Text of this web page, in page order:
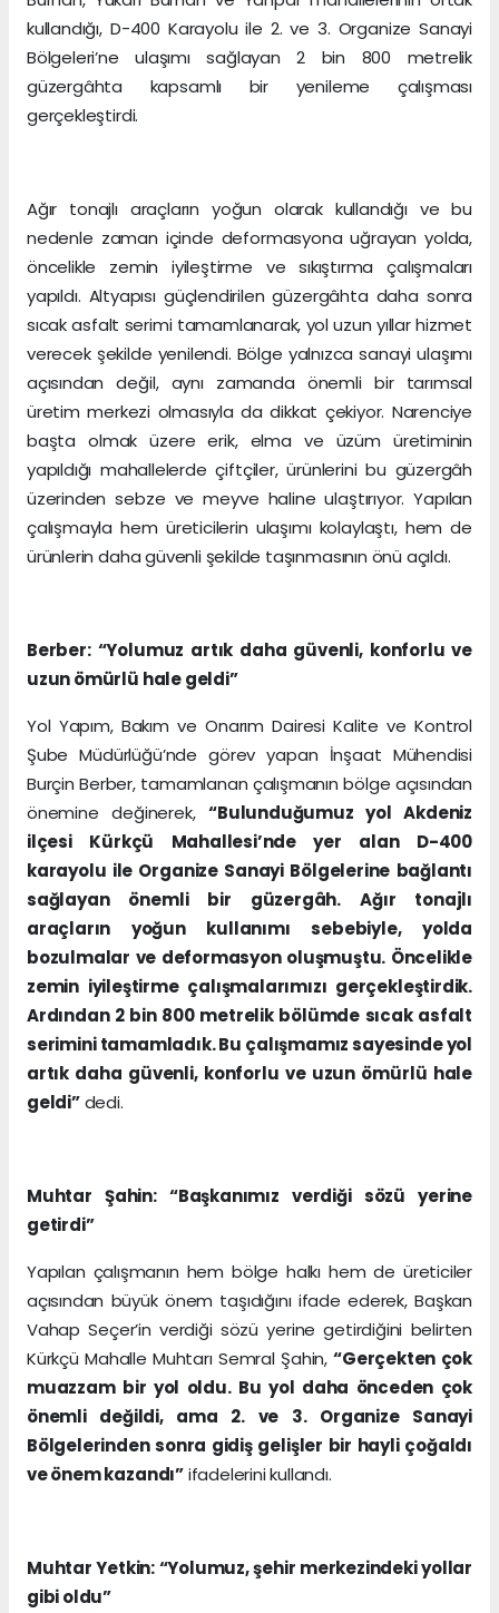
kullandığı, D-400 Karayolu ile 2. ve 3. Organize Sanayi
Bölgeleri’ne ulaşımı sağlayan 2 bin 800 metrelik
güzergâhta kapsamlı bir yenileme çalışması
gerçekleştirdi.
Ağır tonajlı araçların yoğun olarak kullandığı ve bu
nedenle zaman içinde deformasyona uğrayan yolda,
öncelikle zemin iyileştirme ve sıkıştırma çalışmaları
yapıldı. Altyapısı güçlendirilen güzergâhta daha sonra
sıcak asfalt serimi tamamlanarak, yol uzun yıllar hizmet
verecek şekilde yenilendi. Bölge yalnızca sanayi ulaşımı
açısından değil, aynı zamanda önemli bir tarımsal
üretim merkezi olmasıyla da dikkat çekiyor. Narenciye
başta olmak üzere erik, elma ve üzüm üretiminin
yapıldığı mahallelerde çiftçiler, ürünlerini bu güzergâh
üzerinden sebze ve meyve haline ulaştırıyor. Yapılan
çalışmayla hem üreticilerin ulaşımı kolaylaştı, hem de
ürünlerin daha güvenli şekilde taşınmasının önü açıldı.
Berber: “Yolumuz artık daha güvenli, konforlu ve
uzun ömürlü hale geldi”
Yol Yapım, Bakım ve Onarım Dairesi Kalite ve Kontrol
Şube Müdürlüğü’nde görev yapan İnşaat Mühendisi
Burçin Berber, tamamlanan çalışmanın bölge açısından
önemine değinerek,“Bulunduğumuz yol Akdeniz
ilçesi Kürkçü Mahallesi’nde yer alan D-400
karayolu ile Organize Sanayi Bölgelerine bağlantı
sağlayan önemli bir güzergâh. Ağır tonajlı
araçların yoğun kullanımı sebebiyle, yolda
bozulmalar ve deformasyon oluşmuştu. Öncelikle
zemin iyileştirme çalışmalarımızı gerçekleştirdik.
Ardından 2 bin 800 metrelik bölümde sıcak asfalt
serimini tamamladık. Bu çalışmamız sayesinde yol
artık daha güvenli, konforlu ve uzun ömürlü hale
geldi”dedi.
Muhtar Şahin: “Başkanımız verdiği sözü yerine
getirdi”
Yapılan çalışmanın hem bölge halkı hem de üreticiler
açısından büyük önem taşıdığını ifade ederek, Başkan
Vahap Seçer’in verdiği sözü yerine getirdiğini belirten
Kürkçü Mahalle Muhtarı Semral Şahin,“Gerçekten çok
muazzam bir yol oldu. Bu yol daha önceden çok
önemli değildi, ama 2. ve 3. Organize Sanayi
Bölgelerinden sonra gidiş gelişler bir hayli çoğaldı
ve önem kazandı”ifadelerini kullandı.
Muhtar Yetkin: “Yolumuz, şehir merkezindeki yollar
gibi oldu”